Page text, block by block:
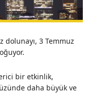
dolunayı, 3 Temmuz
bir etkinlik,
daha büyük ve